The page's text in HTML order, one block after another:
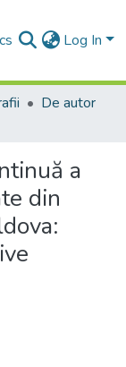
Log In
De autor
a
din